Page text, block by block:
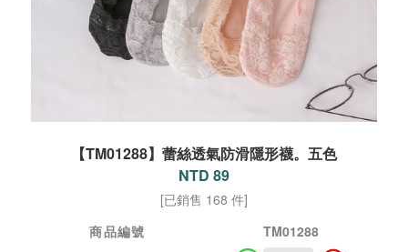
【TM01288】蕾絲透氣防滑隱形襪。五色
NTD 89
[已銷售 168 件]
商品編號
TM01288